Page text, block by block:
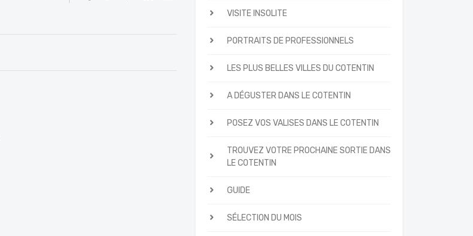
VISITE INSOLITE
PORTRAITS DE PROFESSIONNELS
LES PLUS BELLES VILLES DU COTENTIN
A DÉGUSTER DANS LE COTENTIN
POSEZ VOS VALISES DANS LE COTENTIN
TROUVEZ VOTRE PROCHAINE SORTIE DANS
LE COTENTIN
GUIDE
SÉLECTION DU MOIS